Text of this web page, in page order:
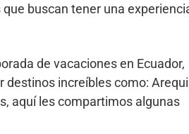
buscan tener una
de vacaciones en Ecuador,
increíbles como:
aquí les compartimos algunas